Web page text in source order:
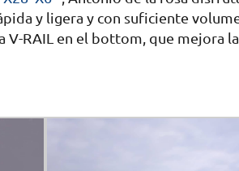
y ligera y con suficiente
V-RAIL en el bottom, que mejora